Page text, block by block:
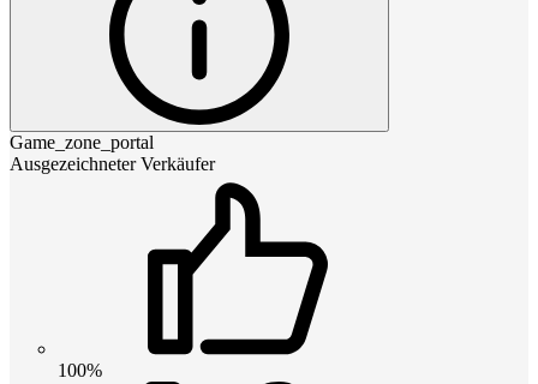
Game_zone_portal
Ausgezeichneter Verkäufer
100%